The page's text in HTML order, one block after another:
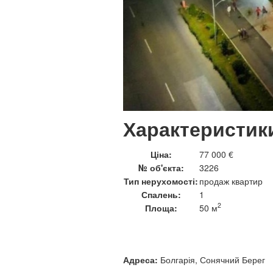
Ціна:
77 000 €
№ об'єкта:
3226
Тип нерухомості: продаж квартир
Спалень:
1
Площа:
50 м2
Адреса: Болгарія, Сонячний Берег